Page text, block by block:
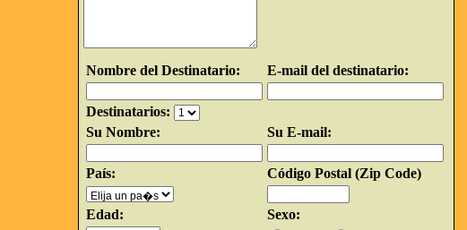
Nombre del Destinatario: E-mail del destinatario:
Destinatarios:
Su Nombre:
Su E-mail:
País: Código Postal (Zip Code)
Edad: Sexo: